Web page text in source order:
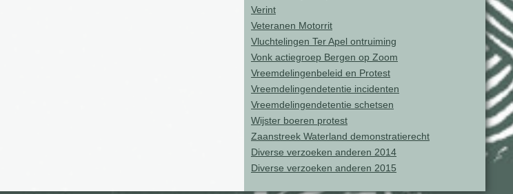
Verint
Veteranen Motorrit
Vluchtelingen Ter Apel ontruiming
Vonk actiegroep Bergen op Zoom
Vreemdelingenbeleid en Protest
Vreemdelingendetentie incidenten
Vreemdelingendetentie schetsen
Wijster boeren protest
Zaanstreek Waterland demonstratierecht
Diverse verzoeken anderen 2014
Diverse verzoeken anderen 2015